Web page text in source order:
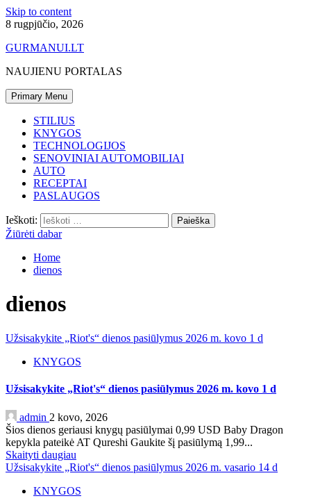
Skip to content
8 rugpjūčio, 2026
GURMANUI.LT
NAUJIENU PORTALAS
Primary Menu
STILIUS
KNYGOS
TECHNOLOGIJOS
SENOVINIAI AUTOMOBILIAI
AUTO
RECEPTAI
PASLAUGOS
Ieškoti:
Žiūrėti dabar
Home
dienos
dienos
Užsisakykite „Riot's“ dienos pasiūlymus 2026 m. kovo 1 d
KNYGOS
Užsisakykite „Riot's“ dienos pasiūlymus 2026 m. kovo 1 d
admin 2 kovo, 2026
Šios dienos geriausi knygų pasiūlymai 0,99 USD Baby Dragon
kepykla pateikė AT Qureshi Gaukite šį pasiūlymą 1,99...
Skaityti daugiau
Užsisakykite „Riot's“ dienos pasiūlymus 2026 m. vasario 14 d
KNYGOS